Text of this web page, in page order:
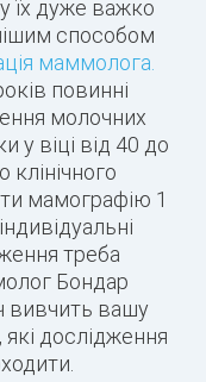
їх дуже важко
способом
маммолога.
повинні
молочних
у віці від 40 до
клінічного
мамографію 1
треба
Бондар
вивчить вашу
які дослідження